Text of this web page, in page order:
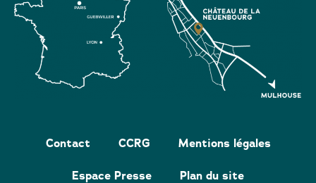
Contact CCRG Mentions légales
Espace Presse Plan du site